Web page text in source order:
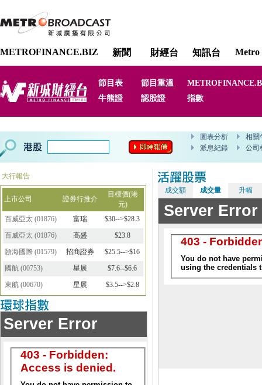
METROFINANCE.BIZ 新聞 財經台 知訊台 Metro
節目表 節目重溫
牛熊證
認股證 指數
大行報告
上市公司 證券行推介
目標價(港
元)
百威亞太 (01876) 富瑞
$30-->$28.3
百威亞太 (01876) 高盛
$23.8
頤海國際 (01579) 招商證券
$25.5-->$16
國航 (00753) 星展
$7.6--$6.6
東航 (00670) 星展 $3.5-->$2.8
成交額 成交量 升幅